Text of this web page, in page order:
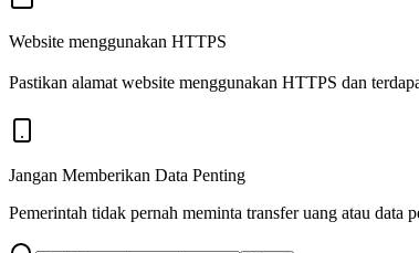
Website menggunakan HTTPS
Pastikan alamat website menggunakan HTTPS dan
Jangan Memberikan Data Penting
Pemerintah tidak pernah meminta transfer uang atau